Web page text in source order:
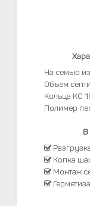
На семью
Объем
Кольца КС
Полимер
В
Копка
Монтаж